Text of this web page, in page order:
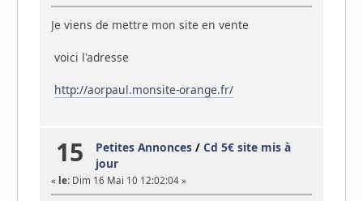
Je viens de mettre mon site en vente
voici l'adresse
http://aorpaul.monsite-orange.fr/
15 Petites Annonces /Cd 5€ site mis à
jour
« le:Dim 16 Mai 10 12:02:04 »